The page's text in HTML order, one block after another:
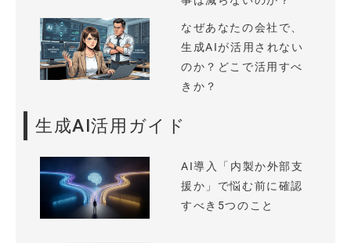
なぜあなたの会社で、
生成AIが活用されない
のか？どこで活用すべ
きか？
生成AI活用ガイド
AI導入「内製か外部支
援か」で悩む前に確認
すべき5つのこと